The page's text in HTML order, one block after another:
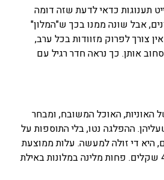
תענוגות כדאי לדעת שזה דומה
אבל שונה ממנו בכך ש"המלון"
צורך לפרוק מזוודות בכל ערב,
אותן. כך נראה חדר רגיל עם
האוניות, האוכל המשובח, ומבחר
ההפלגה נטו, בלי התוספות על
היא די זולה למעשה. עלות ממוצעת
של לילה ליחיד היא כ400 שקלים. פחות מלינה במלונות באילת